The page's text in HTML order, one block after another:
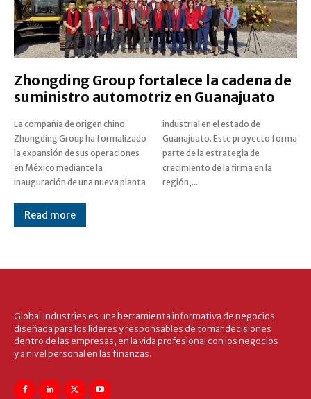
Zhongding Group fortalece la cadena de
suministro automotriz en Guanajuato
La compañía de origen chino
Zhongding Group ha formalizado
la expansión de sus operaciones
en México mediante la
inauguración de una nueva planta
industrial en el estado de
Guanajuato. Este proyecto forma
parte de la estrategia de
crecimiento de la firma en la
región,...
Read more
Global Industries es una herramienta informativa de negocios
diseñada para los líderes y responsables de tomar decisiones
dentro de las empresas, en la vida profesional con los negocios
y a nivel personal en las finanzas.